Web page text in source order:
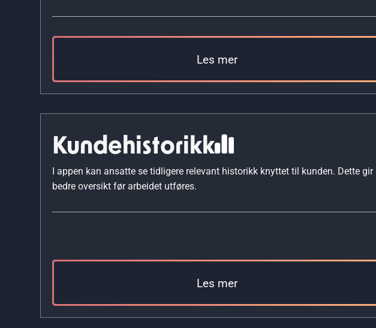
Les mer
Kundehistorikk
I appen kan ansatte se tidligere relevant historikk knyttet til kunden. Dette gir
bedre oversikt før arbeidet utføres.
Les mer